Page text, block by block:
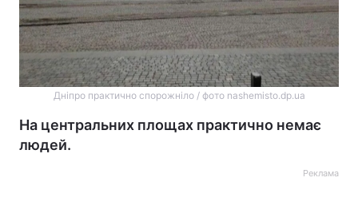
Дніпро практично спорожніло / фото nashemisto.dp.ua
На центральних площах практично немає
людей.
Реклама